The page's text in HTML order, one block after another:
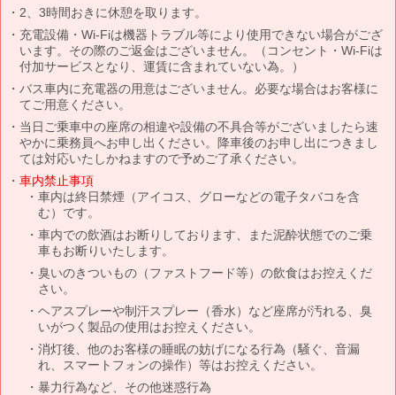
2、3時間おきに休憩を取ります。
充電設備・Wi-Fiは機器トラブル等により使用できない場合がござ
います。その際のご返金はございません。（コンセント・Wi-Fiは
付加サービスとなり、運賃に含まれていない為。）
バス車内に充電器の用意はございません。必要な場合はお客様に
てご用意ください。
当日ご乗車中の座席の相違や設備の不具合等がございましたら速
やかに乗務員へお申し出ください。降車後のお申し出につきまし
ては対応いたしかねますので予めご了承ください。
車内禁止事項
車内は終日禁煙（アイコス、グローなどの電子タバコを含
む）です。
車内での飲酒はお断りしております、また泥酔状態でのご乗
車もお断りいたします。
臭いのきついもの（ファストフード等）の飲食はお控えくだ
さい。
ヘアスプレーや制汗スプレー（香水）など座席が汚れる、臭
いがつく製品の使用はお控えください。
消灯後、他のお客様の睡眠の妨げになる行為（騒ぐ、音漏
れ、スマートフォンの操作）等はお控えください。
暴力行為など、その他迷惑行為